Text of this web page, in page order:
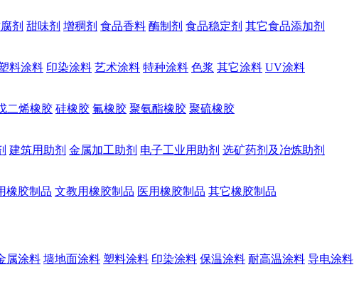
剂 甜味剂 增稠剂 食品香料 酶制剂 食品稳定剂 其它食品添加剂
料涂料 印染涂料 艺术涂料 特种涂料 色浆 其它涂料 UV涂料
二烯橡胶 硅橡胶 氟橡胶 聚氨酯橡胶 聚硫橡胶
建筑用助剂 金属加工助剂 电子工业用助剂 选矿药剂及冶炼助剂
橡胶制品 文教用橡胶制品 医用橡胶制品 其它橡胶制品
属涂料 墙地面涂料 塑料涂料 印染涂料 保温涂料 耐高温涂料 导电涂料